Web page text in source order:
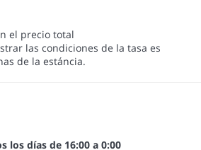
el precio total
las condiciones de la tasa es
de la estáncia.
los días de 16:00 a 0:00